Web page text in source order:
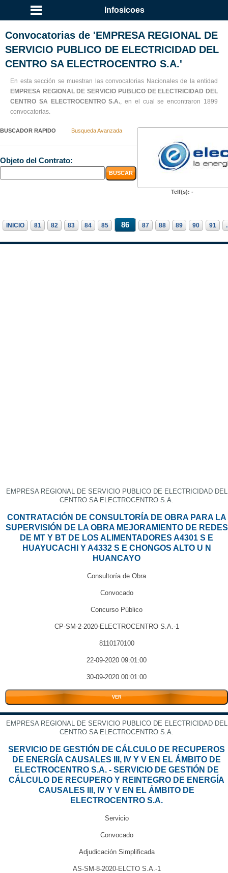
Infosicoes
Convocatorias de 'EMPRESA REGIONAL DE
SERVICIO PUBLICO DE ELECTRICIDAD DEL
CENTRO SA ELECTROCENTRO S.A.'
En esta sección se muestran las convocatorias Nacionales de la entidad
EMPRESA REGIONAL DE SERVICIO PUBLICO DE ELECTRICIDAD DEL
CENTRO SA ELECTROCENTRO S.A., en el cual se encontraron 1899
convocatorias.
BUSCADOR RAPIDO Busqueda Avanzada
Objeto del Contrato:
Telf(s): -
INICIO 81 82 83 84 85 86 87 88 89 90 91
EMPRESA REGIONAL DE SERVICIO PUBLICO DE ELECTRICIDAD DEL
CENTRO SA ELECTROCENTRO S.A.
CONTRATACIÓN DE CONSULTORÍA DE OBRA PARA LA
SUPERVISIÓN DE LA OBRA MEJORAMIENTO DE REDES
DE MT Y BT DE LOS ALIMENTADORES A4301 S E
HUAYUCACHI Y A4332 S E CHONGOS ALTO U N
HUANCAYO
Consultoría de Obra
Convocado
Concurso Público
CP-SM-2-2020-ELECTROCENTRO S.A.-1
8110170100
22-09-2020 09:01:00
30-09-2020 00:01:00
VER
EMPRESA REGIONAL DE SERVICIO PUBLICO DE ELECTRICIDAD DEL
CENTRO SA ELECTROCENTRO S.A.
SERVICIO DE GESTIÓN DE CÁLCULO DE RECUPEROS
DE ENERGÍA CAUSALES III, IV Y V EN EL ÁMBITO DE
ELECTROCENTRO S.A. - SERVICIO DE GESTIÓN DE
CÁLCULO DE RECUPERO Y REINTEGRO DE ENERGÍA
CAUSALES III, IV Y V EN EL ÁMBITO DE
ELECTROCENTRO S.A.
Servicio
Convocado
Adjudicación Simplificada
AS-SM-8-2020-ELCTO S.A.-1